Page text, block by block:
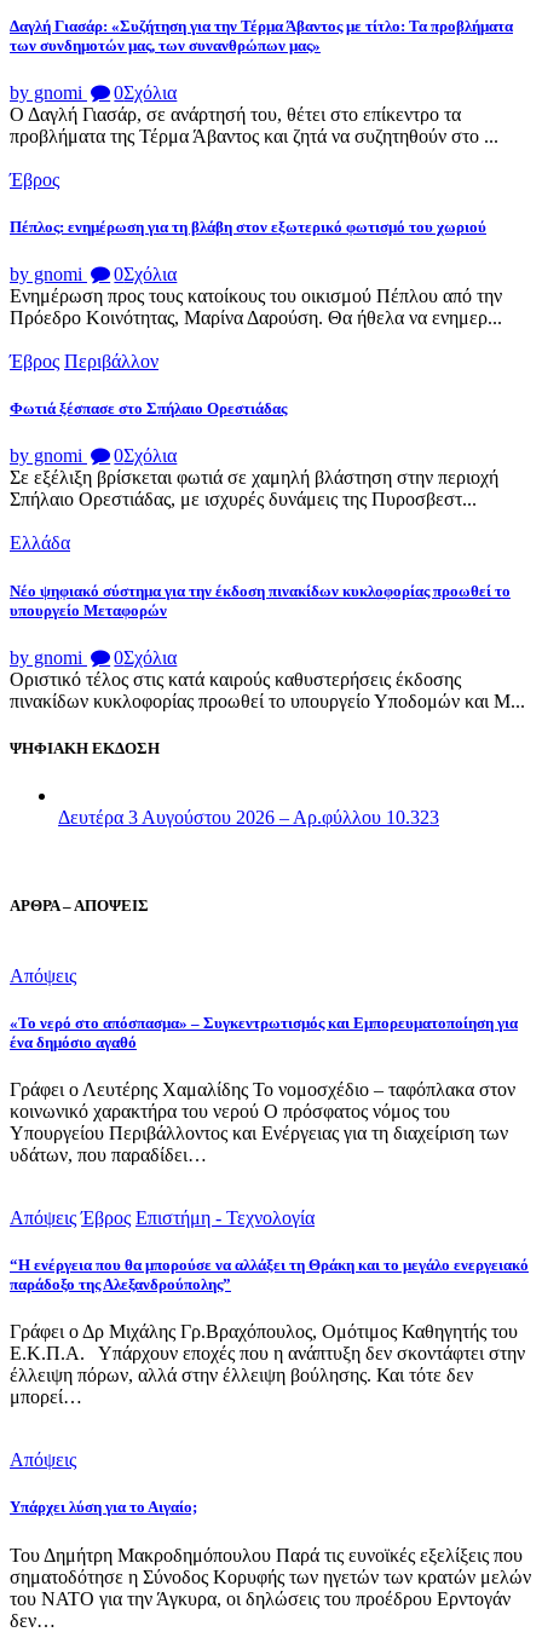
Δαγλή Γιασάρ: «Συζήτηση για την Τέρμα Άβαντος με τίτλο: Τα προβλήματα
των συνδημοτών μας, των συνανθρώπων μας»
by gnomi 0Σχόλια
Ο Δαγλή Γιασάρ, σε ανάρτησή του, θέτει στο επίκεντρο τα
προβλήματα της Τέρμα Άβαντος και ζητά να συζητηθούν στο ...
Έβρος
Πέπλος: ενημέρωση για τη βλάβη στον εξωτερικό φωτισμό του χωριού
by gnomi 0Σχόλια
Ενημέρωση προς τους κατοίκους του οικισμού Πέπλου από την
Πρόεδρο Κοινότητας, Μαρίνα Δαρούση. Θα ήθελα να ενημερ...
Έβρος Περιβάλλον
Φωτιά ξέσπασε στο Σπήλαιο Ορεστιάδας
by gnomi 0Σχόλια
Σε εξέλιξη βρίσκεται φωτιά σε χαμηλή βλάστηση στην περιοχή
Σπήλαιο Ορεστιάδας, με ισχυρές δυνάμεις της Πυροσβεστ...
Ελλάδα
Νέο ψηφιακό σύστημα για την έκδοση πινακίδων κυκλοφορίας προωθεί το
υπουργείο Μεταφορών
by gnomi 0Σχόλια
Οριστικό τέλος στις κατά καιρούς καθυστερήσεις έκδοσης
πινακίδων κυκλοφορίας προωθεί το υπουργείο Υποδομών και Μ...
ΨΗΦΙΑΚΗ ΕΚΔΟΣΗ
Δευτέρα 3 Αυγούστου 2026 – Αρ.φύλλου 10.323
ΑΡΘΡΑ – ΑΠΟΨΕΙΣ
Απόψεις
«Το νερό στο απόσπασμα» – Συγκεντρωτισμός και Εμπορευματοποίηση για
ένα δημόσιο αγαθό
Γράφει ο Λευτέρης Χαμαλίδης Το νομοσχέδιο – ταφόπλακα στον
κοινωνικό χαρακτήρα του νερού Ο πρόσφατος νόμος του
Υπουργείου Περιβάλλοντος και Ενέργειας για τη διαχείριση των
υδάτων, που παραδίδει…
Απόψεις Έβρος Επιστήμη - Τεχνολογία
“Η ενέργεια που θα μπορούσε να αλλάξει τη Θράκη και το μεγάλο ενεργειακό
παράδοξο της Αλεξανδρούπολης”
Γράφει ο Δρ Μιχάλης Γρ.Βραχόπουλος, Ομότιμος Καθηγητής του
Ε.Κ.Π.Α. Υπάρχουν εποχές που η ανάπτυξη δεν σκοντάφτει στην
έλλειψη πόρων, αλλά στην έλλειψη βούλησης. Και τότε δεν
μπορεί…
Απόψεις
Υπάρχει λύση για το Αιγαίο;
Του Δημήτρη Μακροδημόπουλου Παρά τις ευνοϊκές εξελίξεις που
σηματοδότησε η Σύνοδος Κορυφής των ηγετών των κρατών μελών
του ΝΑΤΟ για την Άγκυρα, οι δηλώσεις του προέδρου Ερντογάν
δεν…